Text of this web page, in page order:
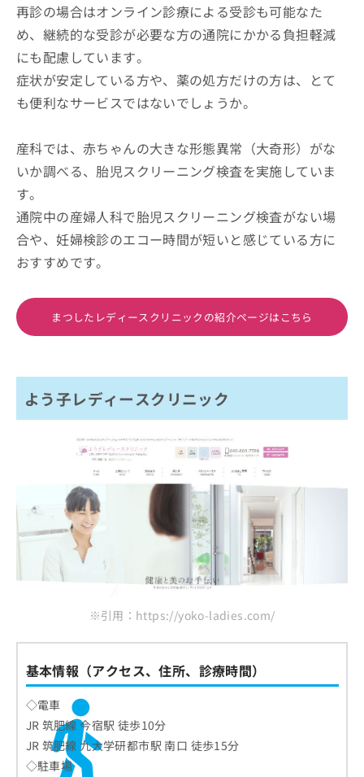
再診の場合はオンライン診療による受診も可能なた
め、継続的な受診が必要な方の通院にかかる負担軽減
にも配慮しています。
症状が安定している方や、薬の処方だけの方は、とて
も便利なサービスではないでしょうか。
産科では、赤ちゃんの大きな形態異常（大奇形）がな
いか調べる、胎児スクリーニング検査を実施していま
す。
通院中の産婦人科で胎児スクリーニング検査がない場
合や、妊婦検診のエコー時間が短いと感じている方に
おすすめです。
まつしたレディースクリニックの紹介ページはこちら
よう子レディースクリニック
※引用：https://yoko-ladies.com/
基本情報（アクセス、住所、診療時間）
◇電車
JR 筑肥線 今宿駅 徒歩10分
JR 筑肥線 九大学研都市駅 南口 徒歩15分
◇駐車場